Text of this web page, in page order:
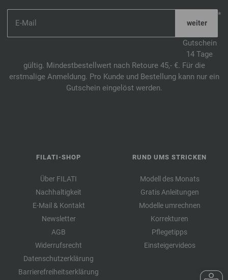
*
Gutschein
14 Tage
gültig. Mindestbestellwert nach Retoure 45,- €. Für die
erstmalige Anmeldung. Pro Kunde und Bestellung kann nur ein
Gutschein eingelöst werden.
FILATI-SHOP
Über FILATI
Nachhaltigkeit
E-Mail & Kontakt
Newsletter
AGB
Widerrufsrecht
Datenschutzerklärung
Barrierefreiheitserklärung
RUND UMS STRICKEN
Modell des Monats
Gratis Anleitungen
Modelle umrechnen
Korrekturen
Pflegetipps
Einsteigervideos